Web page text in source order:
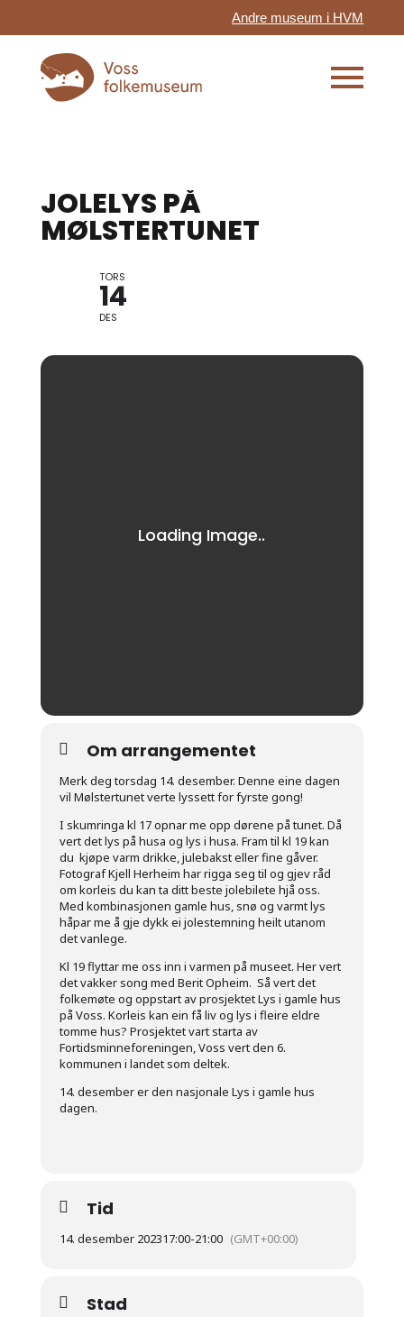
Andre museum i HVM
JOLELYS PÅ
MØLSTERTUNET
TORS
14
DES
Om arrangementet
Merk deg torsdag 14. desember. Denne eine dagen
vil Mølstertunet verte lyssett for fyrste gong!
I skumringa kl 17 opnar me opp dørene på tunet. Då
vert det lys på husa og lys i husa. Fram til kl 19 kan
du kjøpe varm drikke, julebakst eller fine gåver.
Fotograf Kjell Herheim har rigga seg til og gjev råd
om korleis du kan ta ditt beste jolebilete hjå oss.
Med kombinasjonen gamle hus, snø og varmt lys
håpar me å gje dykk ei jolestemning heilt utanom
det vanlege.
Kl 19 flyttar me oss inn i varmen på museet. Her vert
det vakker song med Berit Opheim. Så vert det
folkemøte og oppstart av prosjektet Lys i gamle hus
på Voss. Korleis kan ein få liv og lys i fleire eldre
tomme hus? Prosjektet vart starta av
Fortidsminneforeningen, Voss vert den 6.
kommunen i landet som deltek.
14. desember er den nasjonale Lys i gamle hus
dagen.
Tid
14. desember 202317:00-21:00 (GMT+00:00)
Stad